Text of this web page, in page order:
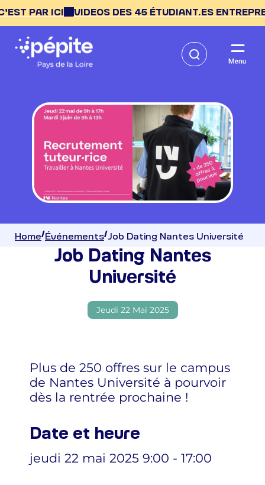
PAR ICI VIDEOS DES 45 ÉTUDIANT.ES
Home Événements Job Dating Nantes Université
Job Dating Nantes
Université
Jeudi 22 Mai 2025
Plus de 250 offres sur le campus
de Nantes Université à pourvoir
dès la rentrée prochaine !
Date et heure
jeudi 22 mai 2025 9:00 - 17:00